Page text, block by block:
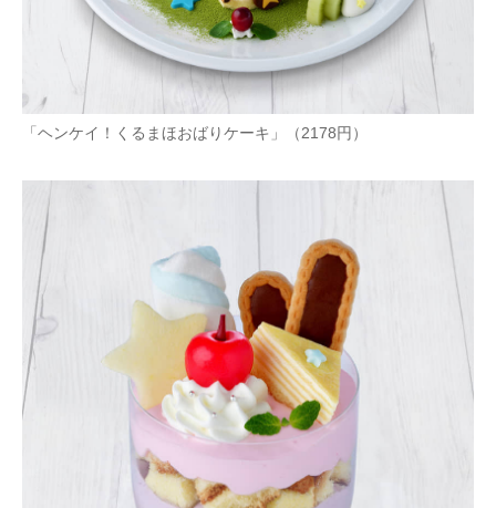
「ヘンケイ！くるまほおばりケーキ」（2178円）